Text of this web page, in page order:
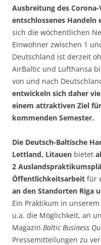
Ausbreitung des
entschlossenes Handeln
sich die wöchentlichen
Einwohner zwischen 1
Deutschland ist derzeit
AirBaltic und Lufthansa
von und nach
entwickeln sich daher
einem attraktiven Ziel
kommenden Semester.
Die Deutsch-Baltische
Lettland, Litauen bietet
2
Öffentlichkeitsarbeit für
an den Standorten Riga
Ein Praktikum in
u.a. die Möglichkeit, an
Magazin Baltic Business
Pressemitteilungen zu